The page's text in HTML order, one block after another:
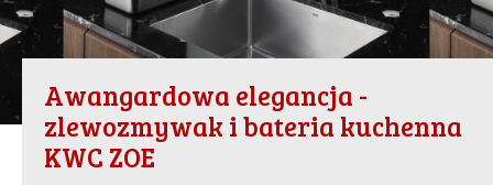
Awangardowa elegancja -
zlewozmywak i bateria kuchenna
KWC ZOE